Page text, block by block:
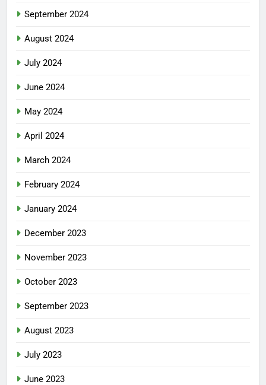
September 2024
August 2024
July 2024
June 2024
May 2024
April 2024
March 2024
February 2024
January 2024
December 2023
November 2023
October 2023
September 2023
August 2023
July 2023
June 2023